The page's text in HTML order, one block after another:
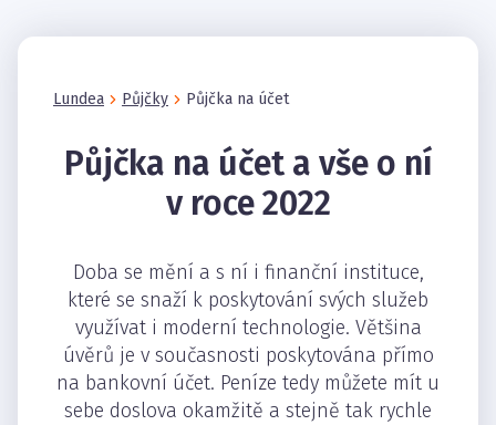
Lundea Půjčky Půjčka na účet
Půjčka na účet a vše o ní
v roce 2022
Doba se mění a s ní i finanční instituce,
které se snaží k poskytování svých služeb
využívat i moderní technologie. Většina
úvěrů je v současnosti poskytována přímo
na bankovní účet. Peníze tedy můžete mít u
sebe doslova okamžitě a stejně tak rychle